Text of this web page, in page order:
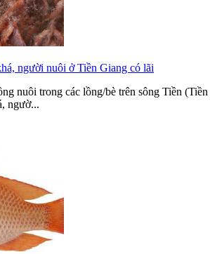
người nuôi ở Tiền Giang có lãi
nuôi trong các lồng/bè trên sông Tiền (Tiền
ngườ...